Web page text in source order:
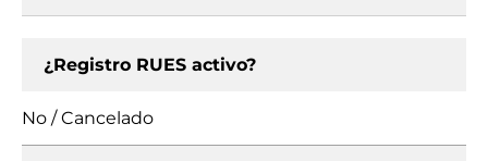
¿Registro RUES activo?
No / Cancelado